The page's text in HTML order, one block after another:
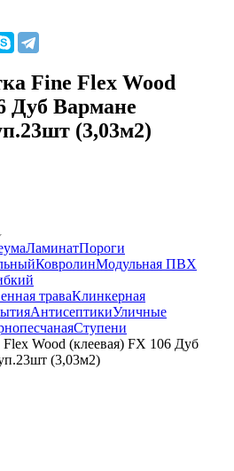
Fine Flex Wood
Дуб Вармане
(3,03м2)
ЛаминатПороги
КовролинМодульная ПВХ
траваКлинкерная
АнтисептикиУличные
Ступени
Wood (клеевая) FX 106 Дуб
(3,03м2)